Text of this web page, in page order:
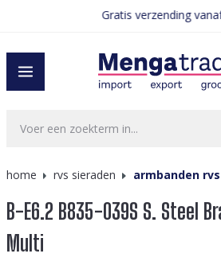
Gratis verzending
home rvs sieraden armbanden rvs
B-E6.2 B835-039S S. Steel
Multi